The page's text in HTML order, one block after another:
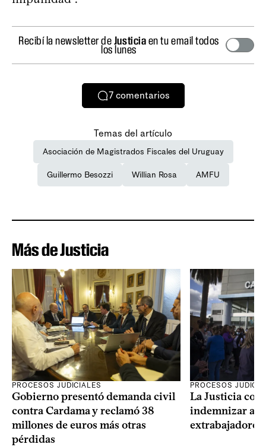
Recibí la newsletter deJusticiaen tu email todos
los lunes
7 comentarios
Temas del artículo
Asociación de Magistrados Fiscales del Uruguay
Guillermo Besozzi Willian Rosa AMFU
Más de Justicia
PROCESOS JUDICIALES
Gobierno presentó demanda civil
contra Cardama y reclamó 38
millones de euros más otras
pérdidas
PROCESOS
La Justicia
indemnizar a
extrabajadores